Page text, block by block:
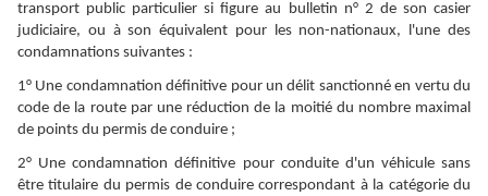
transport public particulier si figure au bulletin n° 2 de son casier
judiciaire, ou à son équivalent pour les non-nationaux, l'une des
condamnations suivantes :
1° Une condamnation définitive pour un délit sanctionné en vertu du
code de la route par une réduction de la moitié du nombre maximal
de points du permis de conduire ;
2° Une condamnation définitive pour conduite d'un véhicule sans
être titulaire du permis de conduire correspondant à la catégorie du